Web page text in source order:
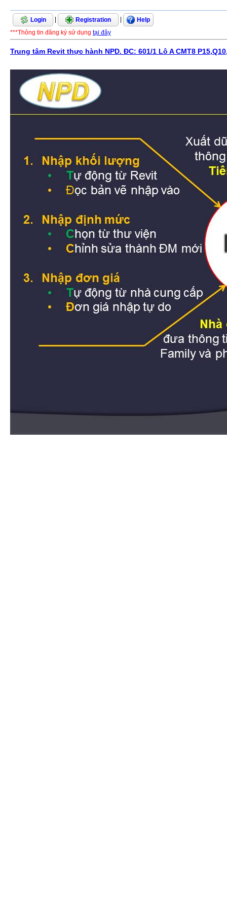
Login Registration
Help
***Thông tin đăng ký sử dụng tại đây
Trung tâm Revit thực hành NPD. ĐC: 601/1 Lô A CMT8